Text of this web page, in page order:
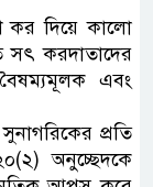
কর দিয়ে কালো
সৎ করদাতাদের
এবং
প্রতি
অনুচ্ছেদকে